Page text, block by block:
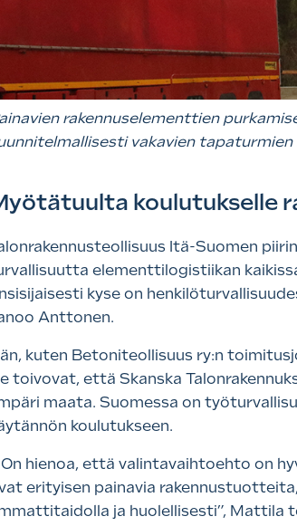
rakennuselementtien
vakavien tapaturmien
koulutukselle
Itä-Suomen
elementtilogistiikan
kyse on
Anttonen.
kuten Betoniteollisuus ry:n
toivovat, että Skanska
maata. Suomessa on
koulutukseen.
On hienoa, että valintavaihtoehto on
erityisen painavia
ja huolellisesti”, Mattila